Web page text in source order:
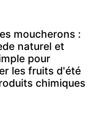
moucherons :
naturel et
pour
les fruits d'été
chimiques